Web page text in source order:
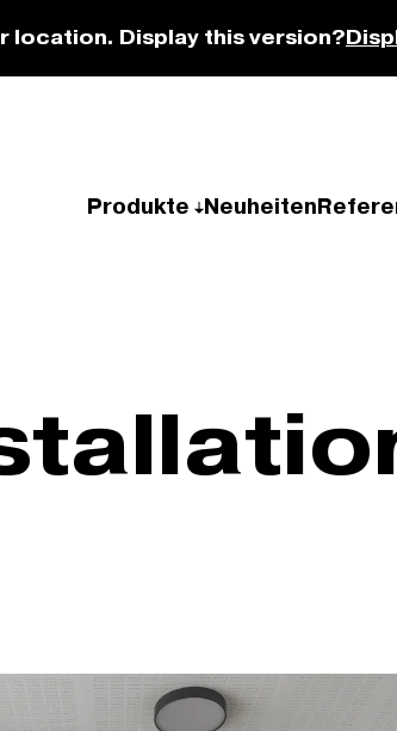
location. Display this version?
Produkte Neuheiten